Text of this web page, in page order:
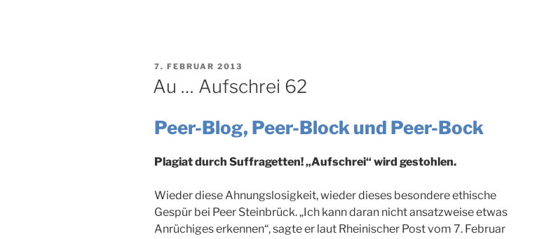
VERÖFFENTLICHT
AM
7. FEBRUAR 2013
Au … Aufschrei 62
Peer-Blog, Peer-Block und Peer-Bock
Plagiat durch Suffragetten! „Aufschrei“ wird gestohlen.
Wieder diese Ahnungslosigkeit, wieder dieses besondere ethische
Gespür bei Peer Steinbrück. „Ich kann daran nicht ansatzweise etwas
Anrüchiges erkennen“, sagte er laut Rheinischer Post vom 7. Februar